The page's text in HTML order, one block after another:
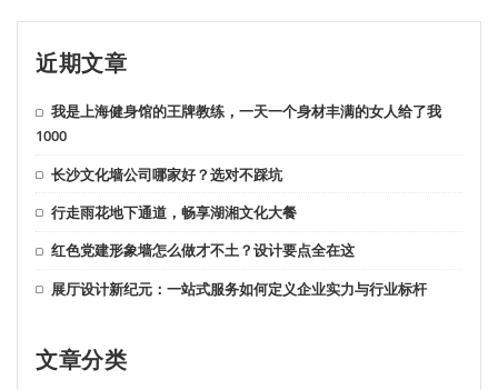
近期文章
我是上海健身馆的王牌教练，一天一个身材丰满的女人给了我
1000
长沙文化墙公司哪家好？选对不踩坑
行走雨花地下通道，畅享湖湘文化大餐
红色党建形象墙怎么做才不土？设计要点全在这
展厅设计新纪元：一站式服务如何定义企业实力与行业标杆
文章分类